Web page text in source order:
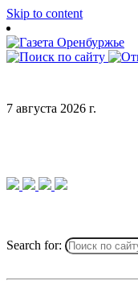
Skip to content
7 августа 2026 г.
Search for: